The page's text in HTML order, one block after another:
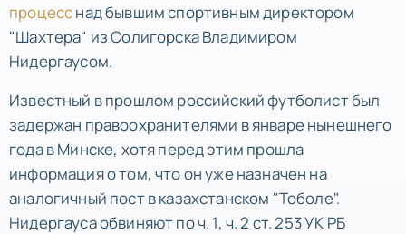
процесснад бывшим спортивным директором
"Шахтера" из Солигорска Владимиром
Нидергаусом.
Известный в прошлом российский футболист был
задержан правоохранителями в январе нынешнего
года в Минске, хотя перед этим прошла
информация о том, что он уже назначен на
аналогичный пост в казахстанском "Тоболе".
Нидергауса обвиняют по ч. 1, ч. 2 ст. 253 УК РБ